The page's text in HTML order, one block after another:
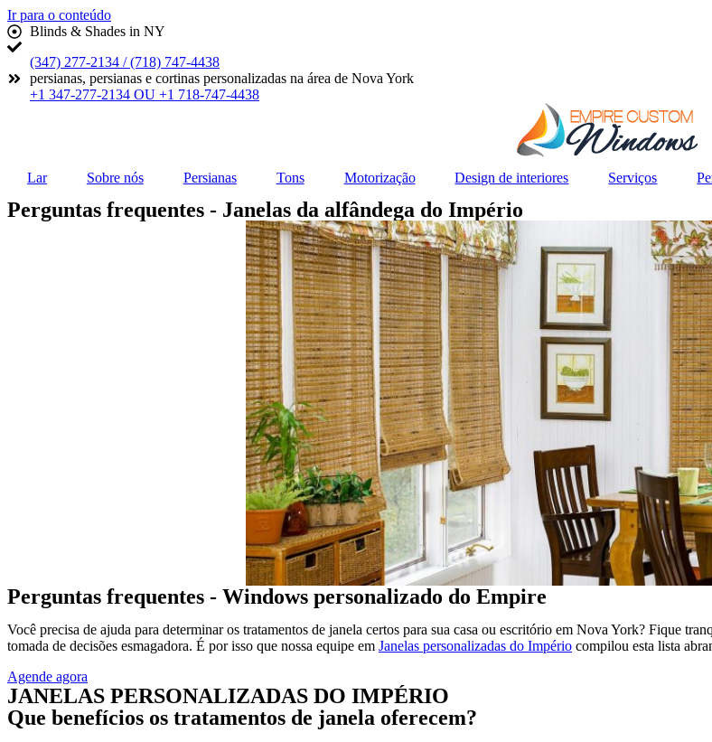
Ir para o conteúdo
Blinds & Shades in NY
(347) 277-2134 / (718) 747-4438
persianas, persianas e cortinas personalizadas na área de Nova York
+1 347-277-2134 OU +1 718-747-4438
Lar Sobre nós Persianas Tons Motorização Design de interiores Serviços
Perguntas frequentes - Janelas da alfândega do Império
Perguntas frequentes - Windows personalizado do Empire
Você precisa de ajuda para determinar os tratamentos de janela certos para sua casa ou escritório em Nova York? Fique
tomada de decisões esmagadora. É por isso que nossa equipe em Janelas personalizadas do Império compilou esta lista
Agende agora
JANELAS PERSONALIZADAS DO IMPÉRIO
Que benefícios os tratamentos de janela oferecem?